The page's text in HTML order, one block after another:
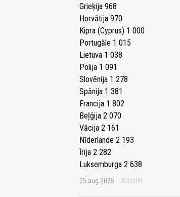
Grieķija 968
Horvātija 970
Kipra (Cyprus) 1 000
Portugāle 1 015
Lietuva 1 038
Polija 1 091
Slovēnija 1 278
Spānija 1 381
Francija 1 802
Beļģija 2 070
Vācija 2 161
Nīderlande 2 193
Īrija 2 282
Luksemburga 2 638
25.aug 2025 Atbildēt